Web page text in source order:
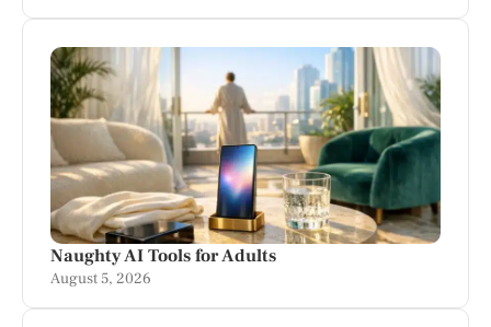
Naughty AI Tools for Adults
August 5, 2026